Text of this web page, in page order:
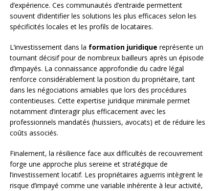
d’expérience. Ces communautés d’entraide permettent
souvent d’identifier les solutions les plus efficaces selon les
spécificités locales et les profils de locataires.
L’investissement dans la formation juridique représente un
tournant décisif pour de nombreux bailleurs après un épisode
d’impayés. La connaissance approfondie du cadre légal
renforce considérablement la position du propriétaire, tant
dans les négociations amiables que lors des procédures
contentieuses. Cette expertise juridique minimale permet
notamment d’interagir plus efficacement avec les
professionnels mandatés (huissiers, avocats) et de réduire les
coûts associés.
Finalement, la résilience face aux difficultés de recouvrement
forge une approche plus sereine et stratégique de
l’investissement locatif. Les propriétaires aguerris intègrent le
risque d’impayé comme une variable inhérente à leur activité,